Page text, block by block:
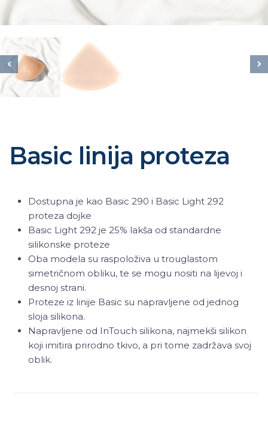
Basic linija proteza
Dostupna je kao Basic 290 i Basic Light 292
proteza dojke
Basic Light 292 je 25% lakša od standardne
silikonske proteze
Oba modela su raspoloživa u trouglastom
simetričnom obliku, te se mogu nositi na lijevoj i
desnoj strani.
Proteze iz linije Basic su napravljene od jednog
sloja silikona.
Napravljene od InTouch silikona, najmekši silikon
koji imitira prirodno tkivo, a pri tome zadržava svoj
oblik.